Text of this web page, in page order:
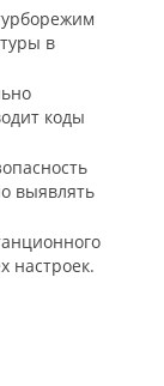
в
коды
выявлять
настроек.